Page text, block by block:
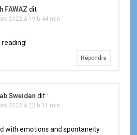
FAWAZ dit :
2022 à 19 h 44 min
Répondre
Sweidan dit :
2022 à 22 h 11 min
with emotions and spontaneity.